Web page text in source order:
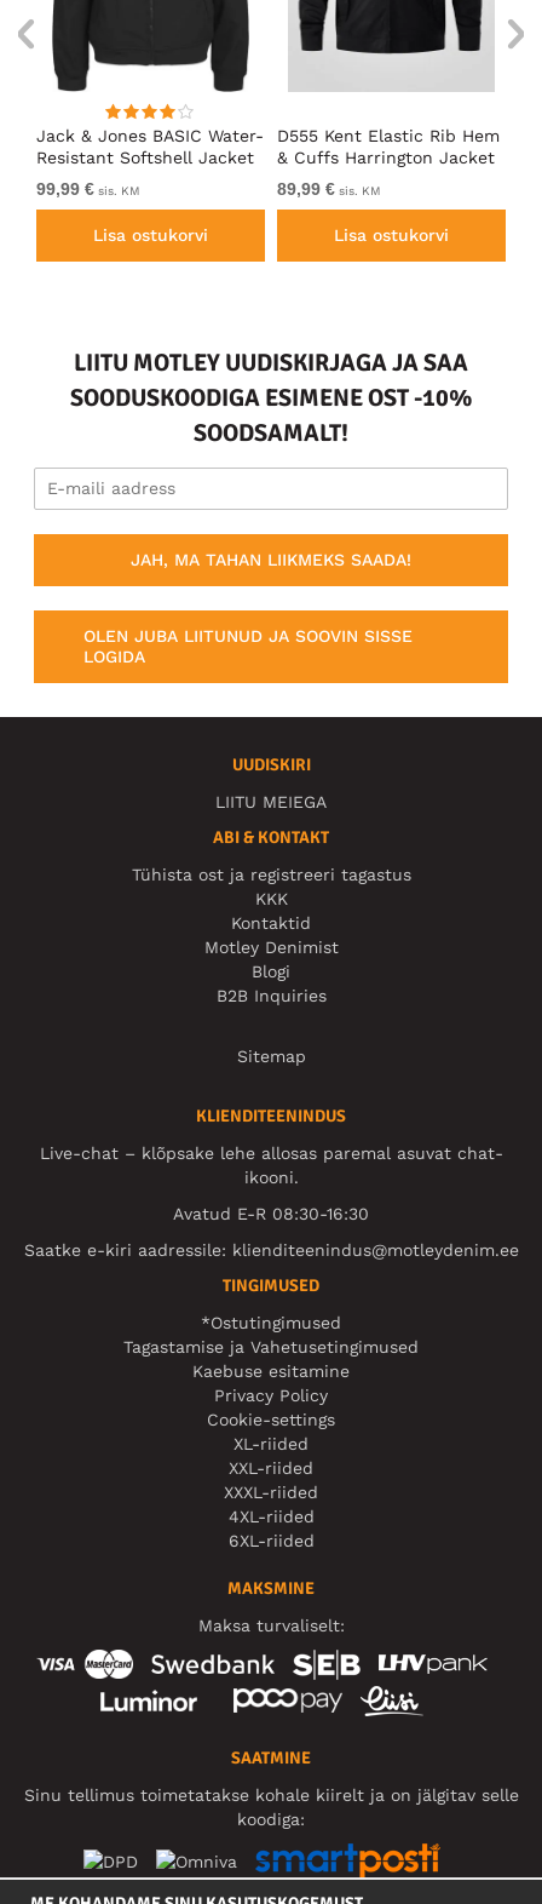
Jack & Jones BASIC Water-
Resistant Softshell Jacket
Black
99,99 € sis. KM
Lisa ostukorvi
D555 Kent Elastic Rib Hem
& Cuffs Harrington Jacket
Black
89,99 € sis. KM
Lisa ostukorvi
LIITU MOTLEY UUDISKIRJAGA JA SAA
SOODUSKOODIGA ESIMENE OST -10%
SOODSAMALT!
JAH, MA TAHAN LIIKMEKS SAADA!
OLEN JUBA LIITUNUD JA SOOVIN SISSE
LOGIDA
UUDISKIRI
LIITU MEIEGA
ABI & KONTAKT
Tühista ost ja registreeri tagastus
KKK
Kontaktid
Motley Denimist
Blogi
B2B Inquiries
Sitemap
KLIENDITEENINDUS
Live-chat – klõpsake lehe allosas paremal asuvat chat-
ikooni.
Avatud E-R 08:30-16:30
Saatke e-kiri aadressile: klienditeenindus@motleydenim.ee
TINGIMUSED
*Ostutingimused
Tagastamise ja Vahetusetingimused
Kaebuse esitamine
Privacy Policy
Cookie-settings
XL-riided
XXL-riided
XXXL-riided
4XL-riided
6XL-riided
MAKSMINE
Maksa turvaliselt:
SAATMINE
Sinu tellimus toimetatakse kohale kiirelt ja on jälgitav selle
koodiga: